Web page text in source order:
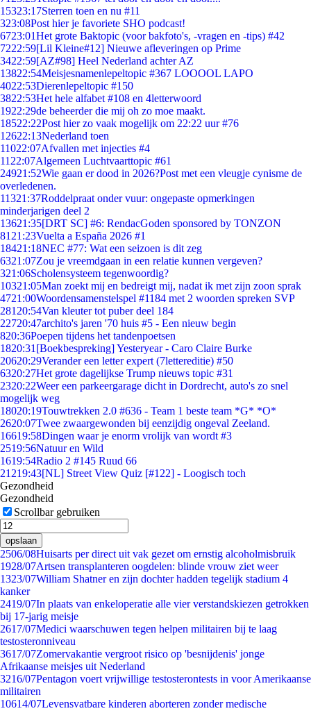
15323:17Sterren toen en nu #11
323:08Post hier je favoriete SHO podcast!
6723:01Het grote Baktopic (voor bakfoto's, -vragen en -tips) #42
7222:59[Lil Kleine#12] Nieuwe afleveringen op Prime
3422:59[AZ#98] Heel Nederland achter AZ
13822:54Meisjesnamenlepeltopic #367 LOOOOL LAPO
4022:53Dierenlepeltopic #150
3822:53Het hele alfabet #108 en 4letterwoord
1922:29de beheerder die mij oh zo moe maakt.
18522:22Post hier zo vaak mogelijk om 22:22 uur #76
12622:13Nederland toen
11022:07Afvallen met injecties #4
11 22:07Algemeen Luchtvaarttopic #61
24921:52Wie gaan er dood in 2026?Post met een vleugje cynisme de
overledenen.
11321:37Roddelpraat onder vuur: ongepaste opmerkingen
minderjarigen deel 2
13621:35[DRT SC] #6: RendacGoden sponsored by TONZON
81 21:23Vuelta a España 2026 #1
18421:18NEC #77: Wat een seizoen is dit zeg
6321:07Zou je vreemdgaan in een relatie kunnen vergeven?
321:06Scholensysteem tegenwoordig?
10321:05Man zoekt mij en bedreigt mij, nadat ik met zijn zoon sprak
4721:00Woordensamenstelspel #1184 met 2 woorden spreken SVP
281 20:54Van kleuter tot puber deel 184
22720:47archito's jaren '70 huis #5 - Een nieuw begin
820:36Poepen tijdens het tandenpoetsen
1820:31 [Boekbespreking] Yesteryear - Caro Claire Burke
20620:29Verander een letter expert (7lettereditie) #50
6320:27Het grote dagelijkse Trump nieuws topic #31
2320:22Weer een parkeergarage dicht in Dordrecht, auto's zo snel
mogelijk weg
18020:19Touwtrekken 2.0 #636 - Team 1 beste team *G* *O*
2620:07Twee zwaargewonden bij eenzijdig ongeval Zeeland.
16619:58Dingen waar je enorm vrolijk van wordt #3
2519:56Natuur en Wild
1619:54Radio 2 #145 Ruud 66
21219:43[NL] Street View Quiz [#122] - Loogisch toch
Gezondheid
Gezondheid
Scrollbar gebruiken
opslaan
2506/08Huisarts per direct uit vak gezet om ernstig alcoholmisbruik
1928/07Artsen transplanteren oogdelen: blinde vrouw ziet weer
1323/07William Shatner en zijn dochter hadden tegelijk stadium 4
kanker
2419/07In plaats van enkeloperatie alle vier verstandskiezen getrokken
bij 17-jarig meisje
2617/07Medici waarschuwen tegen helpen militairen bij te laag
testosteronniveau
3617/07Zomervakantie vergroot risico op 'besnijdenis' jonge
Afrikaanse meisjes uit Nederland
3216/07Pentagon voert vrijwillige testosterontests in voor Amerikaanse
militairen
10614/07Levensvatbare kinderen aborteren zonder medische